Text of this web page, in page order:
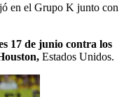
en el Grupo K junto con
17 de junio contra los
Estados Unidos.